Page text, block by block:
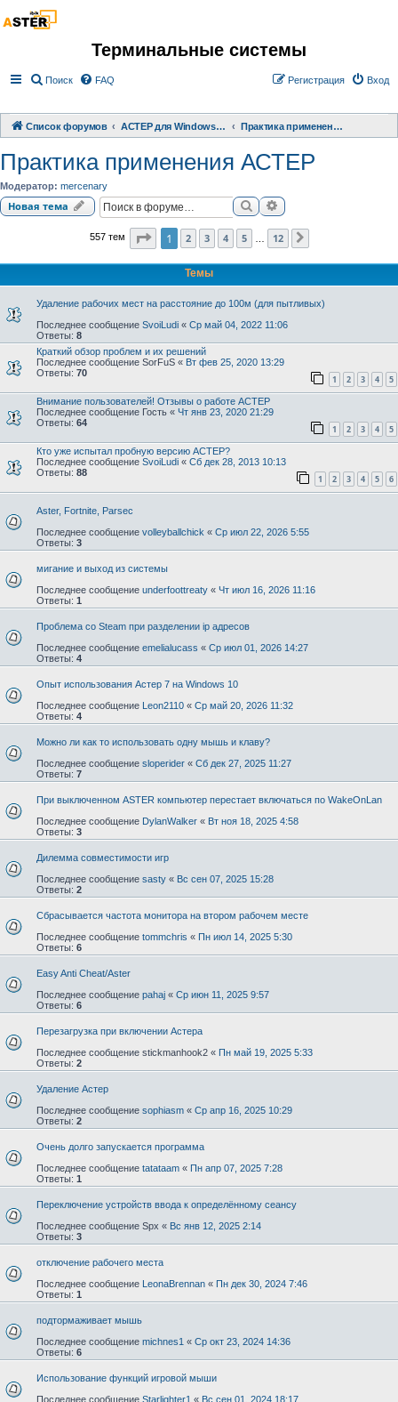
Терминальные системы
Поиск FAQ Вход
Регистрация
Список форумов АСТЕР для Windows 2000/XP/ 7/ 8/ 10 Практика применения АСТЕР
Практика применения АСТЕР
Модератор: mercenary
Новая тема ПоискРасширенный поиск
557 тем Страница1 из
1 2 3 4 5 12
Темы
Удаление рабочих мест на расстояние до 100м (для пытливых)
Последнее сообщение SvoiLudi « Ср май 04, 2022 11:06
Ответы: 8
Краткий обзор проблем и их решений
Последнее сообщение SorFuS « Вт фев 25, 2020 13:29
Ответы: 70
1 2 3 4 5
Внимание пользователей! Отзывы о работе АСТЕР
Последнее сообщение Гость « Чт янв 23, 2020 21:29
Ответы: 64
1 2 3 4 5
Кто уже испытал пробную версию АСТЕР?
Последнее сообщение SvoiLudi « Сб дек 28, 2013 10:13
Ответы: 88
1 2 3 4 5 6
Aster, Fortnite, Parsec
Последнее сообщение volleyballchick « Ср июл 22, 2026 5:55
Ответы: 3
мигание и выход из системы
Последнее сообщение underfoottreaty « Чт июл 16, 2026 11:16
Ответы: 1
Проблема со Steam при разделении ip адресов
Последнее сообщение emelialucass « Ср июл 01, 2026 14:27
Ответы: 4
Опыт использования Астер 7 на Windows 10
Последнее сообщение Leon2110 « Ср май 20, 2026 11:32
Ответы: 4
Можно ли как то использовать одну мышь и клаву?
Последнее сообщение sloperider « Сб дек 27, 2025 11:27
Ответы: 7
При выключенном ASTER компьютер перестает включаться по WakeOnLan
Последнее сообщение DylanWalker « Вт ноя 18, 2025 4:58
Ответы: 3
Дилемма совместимости игр
Последнее сообщение sasty « Вс сен 07, 2025 15:28
Ответы: 2
Сбрасывается частота монитора на втором рабочем месте
Последнее сообщение tommchris « Пн июл 14, 2025 5:30
Ответы: 6
Easy Anti Cheat/Aster⁠⁠
Последнее сообщение pahaj « Ср июн 11, 2025 9:57
Ответы: 6
Перезагрузка при включении Астера
Последнее сообщение stickmanhook2 « Пн май 19, 2025 5:33
Ответы: 2
Удаление Астер
Последнее сообщение sophiasm « Ср апр 16, 2025 10:29
Ответы: 2
Очень долго запускается программа
Последнее сообщение tatataam « Пн апр 07, 2025 7:28
Ответы: 1
Переключение устройств ввода к определённому сеансу
Последнее сообщение Spx « Вс янв 12, 2025 2:14
Ответы: 3
отключение рабочего места
Последнее сообщение LeonaBrennan « Пн дек 30, 2024 7:46
Ответы: 1
подтормаживает мышь
Последнее сообщение michnes1 « Ср окт 23, 2024 14:36
Ответы: 6
Использование функций игровой мыши
Последнее сообщение Starlighter1 « Вс сен 01, 2024 18:17